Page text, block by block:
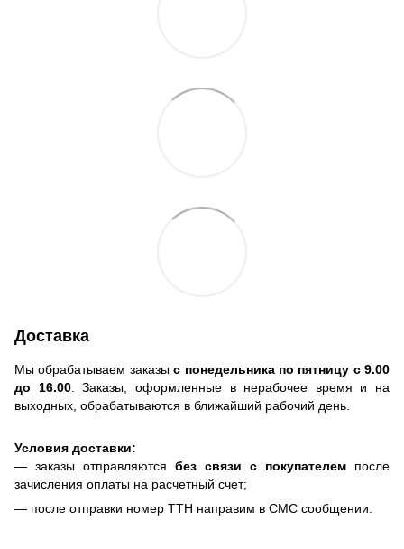
Доставка
Мы обрабатываем заказыс понедельника по пятницу с 9.00
до 16.00. Заказы, оформленные в нерабочее время и на
выходных, обрабатываются в ближайший рабочий день.
Условия доставки:
— заказы отправляются без связи с покупателем после
зачисления оплаты на расчетный счет;
— после отправки номер ТТН направим в СМС сообщении.